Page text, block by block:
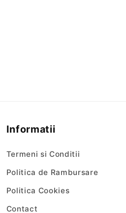
Informatii
Termeni si Conditii
Politica de Rambursare
Politica Cookies
Contact